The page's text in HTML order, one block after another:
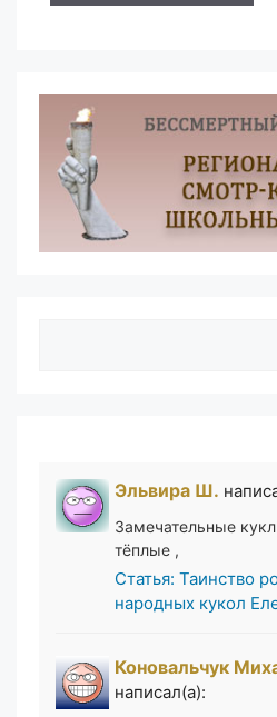
Эльвира Ш.
Замечательные
тёплые ,
Статья: Таинство
народных кукол
Коновальчук
написал(а):